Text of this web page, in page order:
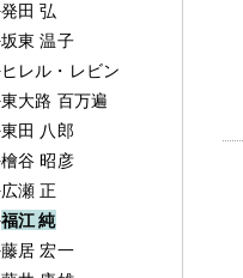
発田 弘
坂東 温子
ヒレル・レビン
東大路 百万遍
東田 八郎
檜谷 昭彦
広瀬 正
福江 純
藤居 宏一